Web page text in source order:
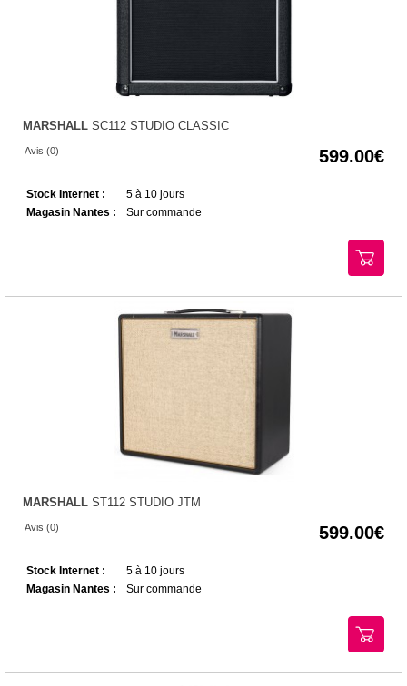
MARSHALL SC112 STUDIO CLASSIC
Avis (0) 599.00
Stock Internet :
5 à 10 jours
Magasin Nantes :
Sur commande
MARSHALL ST112 STUDIO JTM
Avis (0) 599.00
Stock Internet :
5 à 10 jours
Magasin Nantes :
Sur commande